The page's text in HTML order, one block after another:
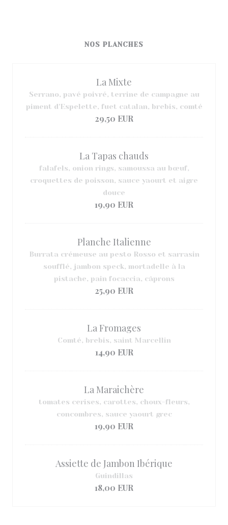
NOS PLANCHES
La Mixte
Serrano, pavé poivré, terrine de campagne au
piment d'Espelette, fuet catalan, brebis, comté
29,50 EUR
La Tapas chauds
falafels, onion rings, samoussa au bœuf,
croquettes de poisson, sauce yaourt et aigre
douce
19,90 EUR
Planche Italienne
Burrata crémeuse au pesto Rosso et sarrasin
soufflé, jambon speck, mortadelle à la
pistache, pain focaccia, câprons
25,90 EUR
La Fromages
Comté, brebis, saint Marcellin
14,90 EUR
La Maraichère
tomates cerises, carottes, choux-fleurs,
concombres, sauce yaourt grec
19,90 EUR
Assiette de Jambon Ibérique
Guindillas
18,00 EUR